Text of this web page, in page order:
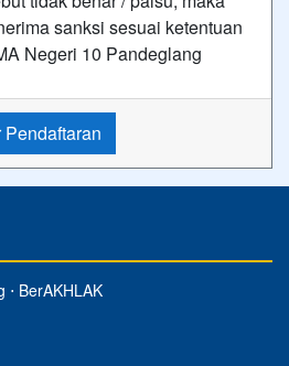
sanksi sesuai ketentuan
Negeri 10 Pandeglang
BerAKHLAK